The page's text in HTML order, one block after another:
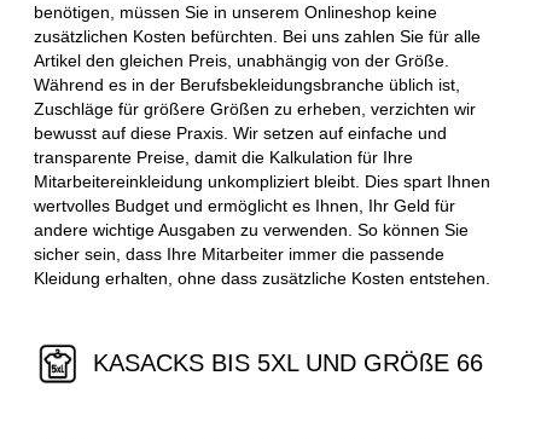
benötigen, müssen Sie in unserem Onlineshop keine
zusätzlichen Kosten befürchten. Bei uns zahlen Sie für alle
Artikel den gleichen Preis, unabhängig von der Größe.
Während es in der Berufsbekleidungsbranche üblich ist,
Zuschläge für größere Größen zu erheben, verzichten wir
bewusst auf diese Praxis. Wir setzen auf einfache und
transparente Preise, damit die Kalkulation für Ihre
Mitarbeitereinkleidung unkompliziert bleibt. Dies spart Ihnen
wertvolles Budget und ermöglicht es Ihnen, Ihr Geld für
andere wichtige Ausgaben zu verwenden. So können Sie
sicher sein, dass Ihre Mitarbeiter immer die passende
Kleidung erhalten, ohne dass zusätzliche Kosten entstehen.
KASACKS BIS 5XL UND GRÖßE 66